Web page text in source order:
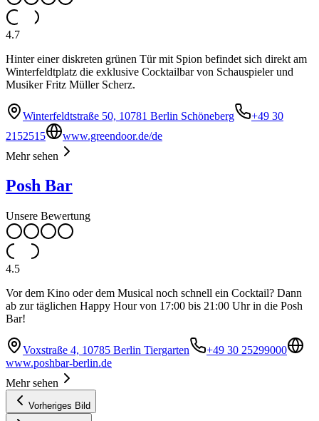
4.7
Hinter einer diskreten grünen Tür mit Spion befindet sich direkt am
Winterfeldtplatz die exklusive Cocktailbar von Schauspieler und
Musiker Fritz Müller Scherz.
Winterfeldtstraße 50, 10781 Berlin Schöneberg
+49 30
2152515
www.greendoor.de/de
Mehr sehen
Posh Bar
Unsere Bewertung
4.5
Vor dem Kino oder dem Musical noch schnell ein Cocktail? Dann
ab zur täglichen Happy Hour von 17:00 bis 21:00 Uhr in die Posh
Bar!
Voxstraße 4, 10785 Berlin Tiergarten
+49 30 25299000
www.poshbar-berlin.de
Mehr sehen
Vorheriges Bild